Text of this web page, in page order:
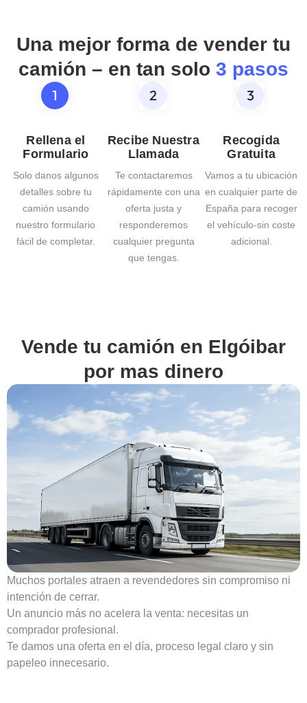
Una mejor forma de vender tu
camión – en tan solo 3 pasos
Rellena el
Formulario
Solo danos algunos
detalles sobre tu
camión usando
nuestro formulario
fácil de completar.
Recibe Nuestra
Llamada
Te contactaremos
rápidamente con una
oferta justa y
responderemos
cualquier pregunta
que tengas.
Recogida
Gratuita
Vamos a tu ubicación
en cualquier parte de
España para recoger
el vehículo-sin coste
adicional.
Vende tu camión en Elgóibar
por mas dinero
Muchos portales atraen a revendedores sin compromiso ni
intención de cerrar.
Un anuncio más no acelera la venta: necesitas un
comprador profesional.
Te damos una oferta en el día, proceso legal claro y sin
papeleo innecesario.